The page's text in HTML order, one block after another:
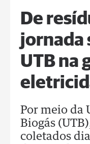
De
jornada
UTB na
Por meio da
Biogás
coletados